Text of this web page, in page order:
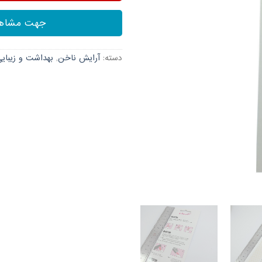
جهت
دسته:آرایش ناخن, بهداشت و